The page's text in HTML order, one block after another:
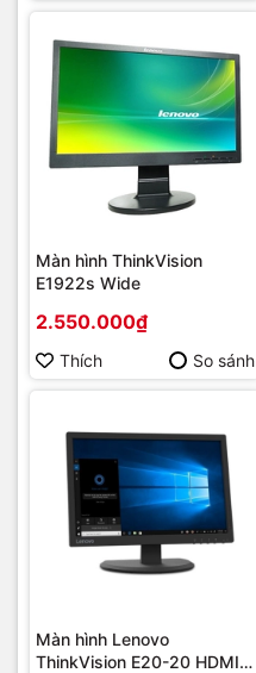
Màn hình ThinkVision
E1922s Wide
2.550.000₫
Thích So sánh
Màn hình Lenovo
ThinkVision E20-20 HDMI